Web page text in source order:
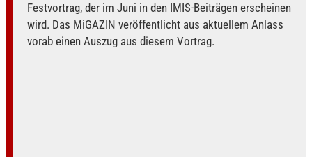
Festvortrag, der im Juni in den IMIS-Beiträgen erscheinen
wird. Das MiGAZIN veröffentlicht aus aktuellem Anlass
vorab einen Auszug aus diesem Vortrag.